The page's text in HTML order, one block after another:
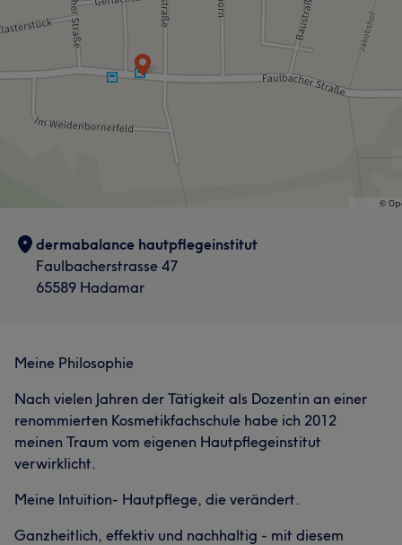
dermabalance hautpflegeinstitut
Faulbacherstrasse 47
65589 Hadamar
Meine Philosophie
Nach vielen Jahren der Tätigkeit als Dozentin an einer
renommierten Kosmetikfachschule habe ich 2012
meinen Traum vom eigenen Hautpflegeinstitut
verwirklicht.
Meine Intuition- Hautpflege, die verändert.
Ganzheitlich, effektiv und nachhaltig - mit diesem